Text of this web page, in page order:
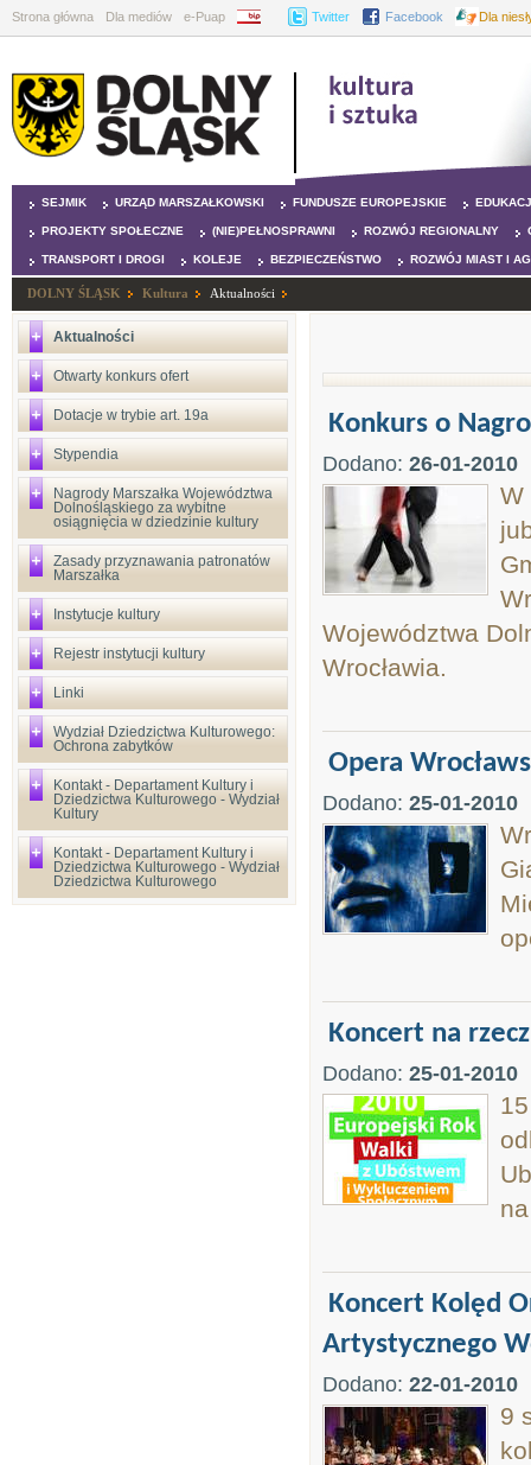
Strona główna Dla mediów e-Puap BIP Twitter Facebook Dla
SEJMIK URZĄD MARSZAŁKOWSKI FUNDUSZE EUROPEJSKIE
PROJEKTY SPOŁECZNE (NIE)PEŁNOSPRAWNI ROZWÓJ REGIONALNY
TRANSPORT I DROGI KOLEJE BEZPIECZEŃSTWO ROZWÓJ MIAST I
DOLNY ŚLĄSK Kultura Aktualności
Aktualności
Otwarty konkurs ofert
Dotacje w trybie art. 19a
Stypendia
Nagrody Marszałka Województwa
Dolnośląskiego za wybitne
osiągnięcia w dziedzinie kultury
Zasady przyznawania patronatów
Marszałka
Instytucje kultury
Rejestr instytucji kultury
Linki
Wydział Dziedzictwa Kulturowego:
Ochrona zabytków
Kontakt - Departament Kultury i
Dziedzictwa Kulturowego - Wydział
Kultury
Kontakt - Departament Kultury i
Dziedzictwa Kulturowego - Wydział
Dziedzictwa Kulturowego
Konkurs o
Dodano: 26-01-2010
W
Województwa
Wrocławia.
Opera
Dodano: 25-01-2010
Koncert na
Dodano: 25-01-2010
Koncert Kolęd
Artystycznego
Dodano: 22-01-2010
9